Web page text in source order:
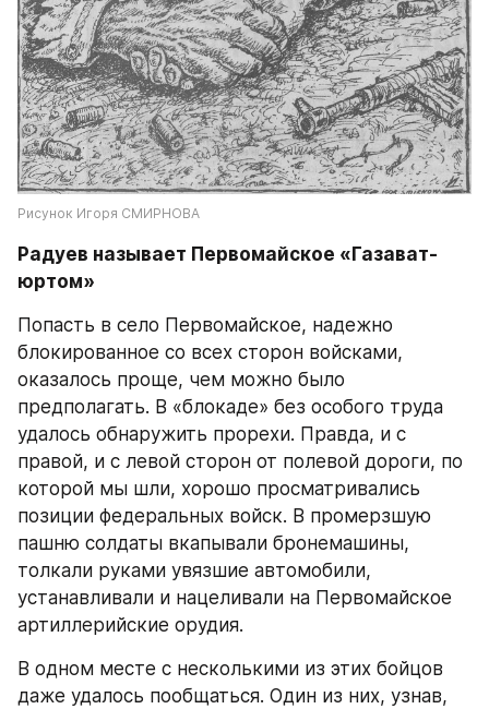
Рисунок Игоря СМИРНОВА
Радуев называет Первомайское «Газават-
юртом»
Попасть в село Первомайское, надежно
блокированное со всех сторон войсками,
оказалось проще, чем можно было
предполагать. В «блокаде» без особого труда
удалось обнаружить прорехи. Правда, и с
правой, и с левой сторон от полевой дороги, по
которой мы шли, хорошо просматривались
позиции федеральных войск. В промерзшую
пашню солдаты вкапывали бронемашины,
толкали руками увязшие автомобили,
устанавливали и нацеливали на Первомайское
артиллерийские орудия.
В одном месте с несколькими из этих бойцов
даже удалось пообщаться. Один из них, узнав,